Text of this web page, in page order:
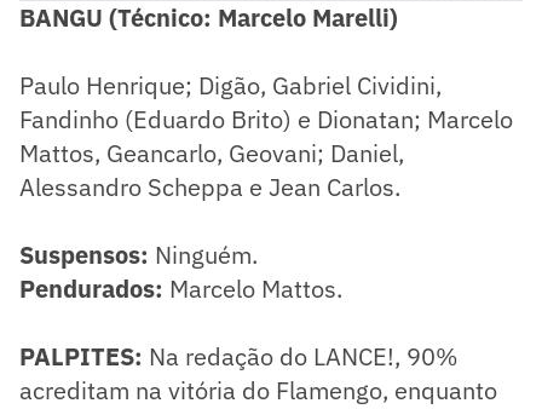
BANGU (Técnico: Marcelo Marelli)
Paulo Henrique; Digão, Gabriel Cividini,
Fandinho (Eduardo Brito) e Dionatan; Marcelo
Mattos, Geancarlo, Geovani; Daniel,
Alessandro Scheppa e Jean Carlos.
Suspensos: Ninguém.
Pendurados: Marcelo Mattos.
PALPITES: Na redação do LANCE!, 90%
acreditam na vitória do Flamengo, enquanto